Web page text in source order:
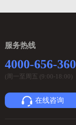
服务热线
4000-656-360
(周一至周五 (9:00-18:00)
在线咨询